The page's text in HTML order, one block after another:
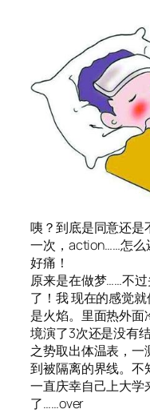
咦？到底是同意还
一次，action……怎
好痛！
原来是在做梦……不
了！我 现在的感觉
是火焰。里面热外
境演了3次还是没有
之势取出体温表，一
到被隔离的界线。
一直庆幸自己上大
了……over